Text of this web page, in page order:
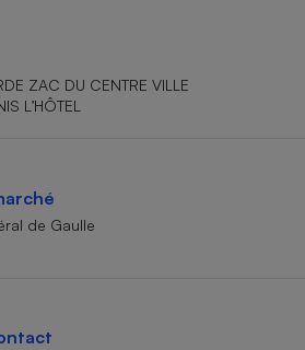
ZAC DU CENTRE VILLE
L’HÔTEL
de Gaulle
Téléphone mobile -